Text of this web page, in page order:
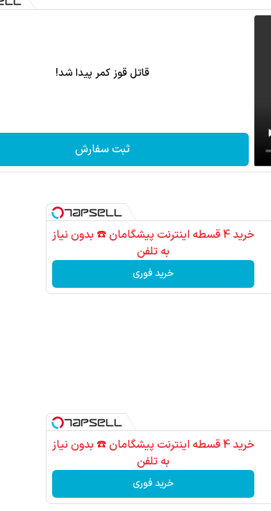
قاتل قوز کمر پیدا شد!
ثبت سفارش
خرید 4 قسطه اینترنت پیشگامان ☎️ بدون نیاز
به تلفن
خرید فوری
خرید 4 قسطه اینترنت پیشگامان ☎️ بدون نیاز
به تلفن
خرید فوری
کاشت موی طبیعی